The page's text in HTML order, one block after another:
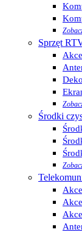
Sprzęt
Środki